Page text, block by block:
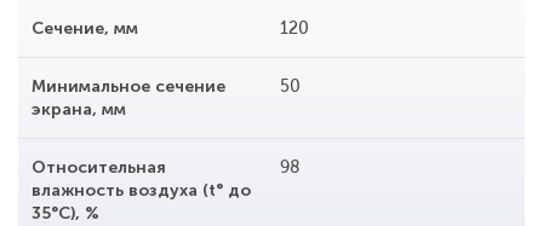
Сечение, мм 120
Минимальное сечение
экрана, мм
50
Относительная
влажность воздуха (t° до
35°С), %
98